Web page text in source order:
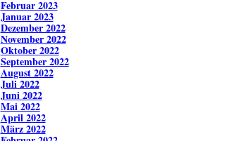
Februar 2023
Januar 2023
Dezember 2022
November 2022
Oktober 2022
September 2022
August 2022
Juli 2022
Juni 2022
Mai 2022
April 2022
März 2022